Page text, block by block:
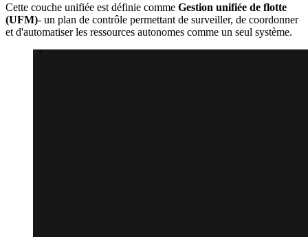
Cette couche unifiée est définie comme Gestion unifiée de flotte
(UFM)- un plan de contrôle permettant de surveiller, de coordonner
et d'automatiser les ressources autonomes comme un seul système.